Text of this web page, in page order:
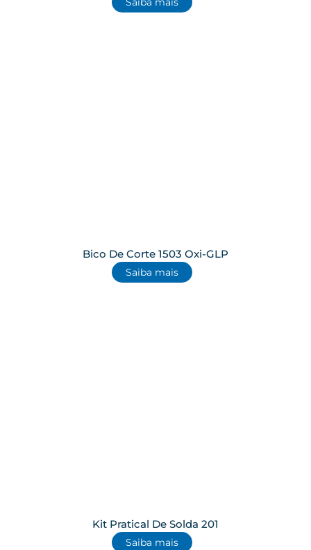
Bico De Corte 1503 Oxi-GLP
Saiba mais
Kit Pratical De Solda 201
Saiba mais